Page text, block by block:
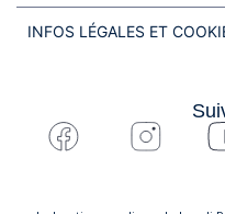
INFOS LÉGALES ET